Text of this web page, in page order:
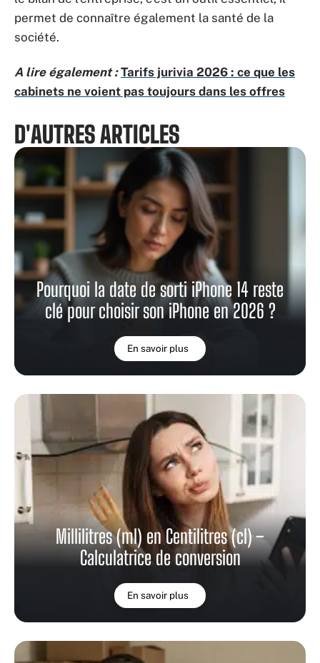
permet de connaître également la santé de la
société.
A lire également : Tarifs jurivia 2026 : ce que les
cabinets ne voient pas toujours dans les offres
D'AUTRES ARTICLES
Pourquoi la date de sorti iPhone 14 reste
clé pour choisir son iPhone en 2026 ?
En savoir plus
Millilitres (ml) en Centilitres (cl) –
Calculatrice de conversion
En savoir plus